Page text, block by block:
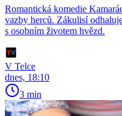
Romantická komedie
vazby herců. Zákulisí
s osobním životem hvězd.
V Telce
dnes, 18:10
3 min